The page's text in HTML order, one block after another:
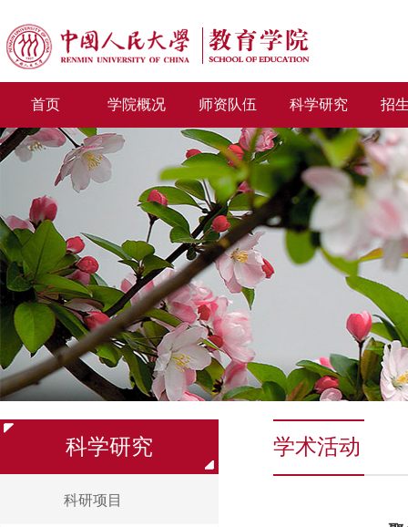
首页 学院概况 师资队伍 科学研究 招
科学研究
科研项目
学术活动